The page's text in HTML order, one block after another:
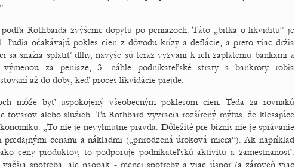
Rothbarda zvýšenie dopytu po peniazoch. Táto „bitka o likviditu“ je
ľudia očakávajú pokles cien z dôvodu krízy a deflácie, a preto viac držia
sa snažia splatiť dlhy, navyše sú teraz vyzvaní k ich zaplateniu bankami a
za peniaze, 3. náhle podnikateľské straty a bankroty robia
až do doby, keď proces likvidácie prejde.
môže byť uspokojený všeobecným poklesom cien. Teda za rovnakú
alebo služieb. Tu Rothbard vyvracia rozšírený mýtus, že klesajúce
„To nie je nevyhnutne pravda. Dôležité pre biznis nie je správanie
predajnými cenami a nákladmi („prirodzená úroková miera“). Ak napríklad
ceny produktov, to podporuje podnikateľskú aktivitu a zamestnanosť.
spotreba, ale naopak - menej spotreby a viac úspor (a zároveň viac